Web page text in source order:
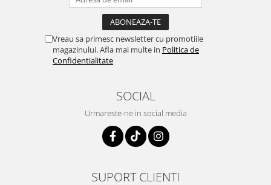
Vreau sa primesc newsletter cu promotiile
magazinului. Afla mai multe in Politica de
Confidentialitate
SOCIAL
Urmareste-ne in social media
SUPORT CLIENTI